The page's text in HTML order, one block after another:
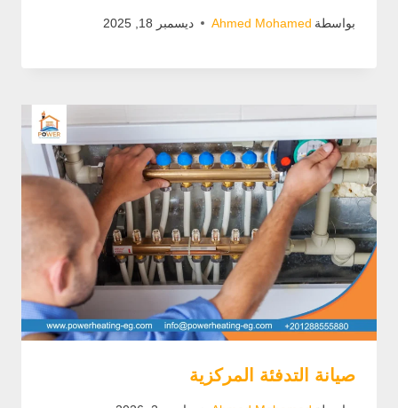
بواسطة Ahmed Mohamed ديسمبر 18, 2025
صيانة التدفئة المركزية